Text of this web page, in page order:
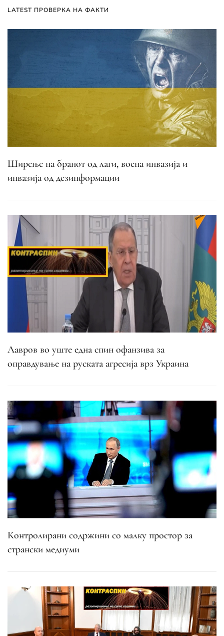
LATEST ПРОВЕРКА НА ФАКТИ
Ширење на бранот од лаги, воена инвазија и
инвазија од дезинформации
Лавров во уште една спин офанзива за
оправдување на руската агресија врз Украина
Контролирани содржини со малку простор за
странски медиуми